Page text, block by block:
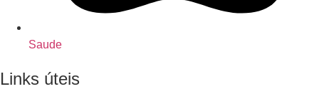
Saude
Links úteis